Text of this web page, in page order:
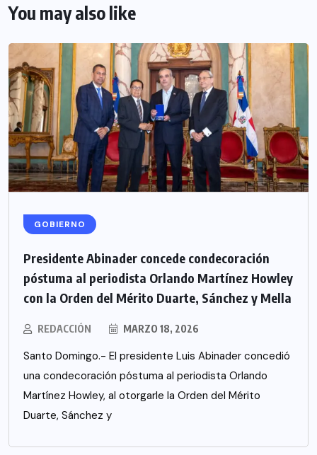
You may also like
GOBIERNO
Presidente Abinader concede condecoración
póstuma al periodista Orlando Martínez Howley
con la Orden del Mérito Duarte, Sánchez y Mella
REDACCIÓN MARZO 18, 2026
Santo Domingo.- El presidente Luis Abinader concedió
una condecoración póstuma al periodista Orlando
Martínez Howley, al otorgarle la Orden del Mérito
Duarte, Sánchez y